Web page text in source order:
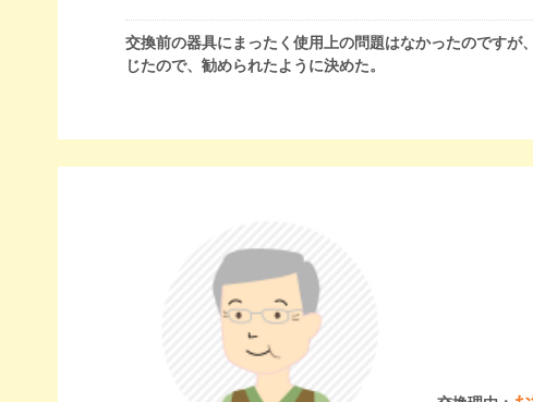
交換前の器具にまったく使用上の問題はなかったのです
じたので、勧められたように決めた。